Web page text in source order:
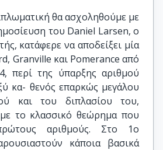
θα ασχοληθούμε με
του Daniel Larsen, ο
κατάφερε να αποδείξει μία
Granville και Pomerance από
περί της ύπαρξης αριθμού
κα- θενός επαρκώς μεγάλου
και του διπλασίου του,
με το κλασσικό θεώρημα που
αριθμούς. Στο 1ο
κάποια βασικά